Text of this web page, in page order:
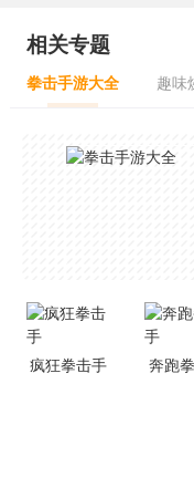
相关专题
拳击手游大全 趣味
疯狂拳击手 奔跑